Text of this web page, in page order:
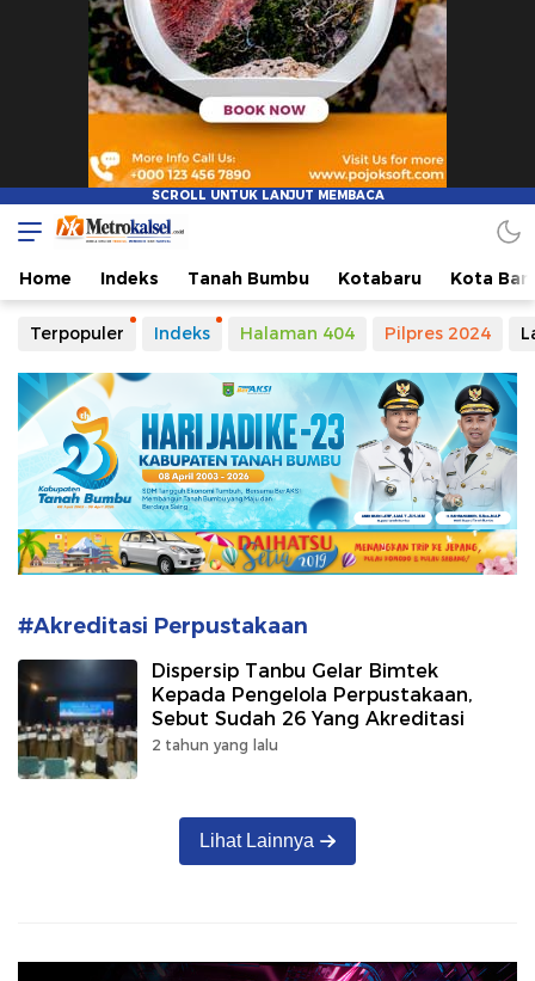
Metro Kalsel
Media Online Terkini, Faktual dan Mendidik
Home Indeks Tanah Bumbu Kotabaru Kota
Terpopuler Indeks Halaman 404 Pilpres 2024
#Akreditasi Perpustakaan
Dispersip Tanbu Gelar Bimtek
Kepada Pengelola Perpustakaan,
Sebut Sudah 26 Yang Akreditasi
2 tahun yang lalu
Lihat Lainnya